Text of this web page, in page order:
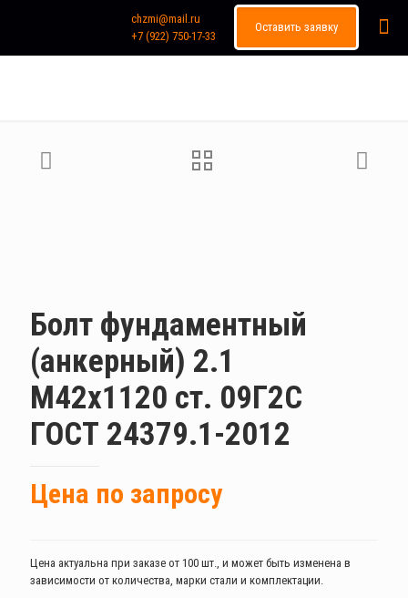
chzmi@mail.ru
+7 (922) 750-17-33
Оставить заявку
Болт фундаментный
(анкерный) 2.1
М42х1120 ст. 09Г2С
ГОСТ 24379.1-2012
Цена по запросу
Цена актуальна при заказе от 100 шт., и может быть изменена в
зависимости от количества, марки стали и комплектации.